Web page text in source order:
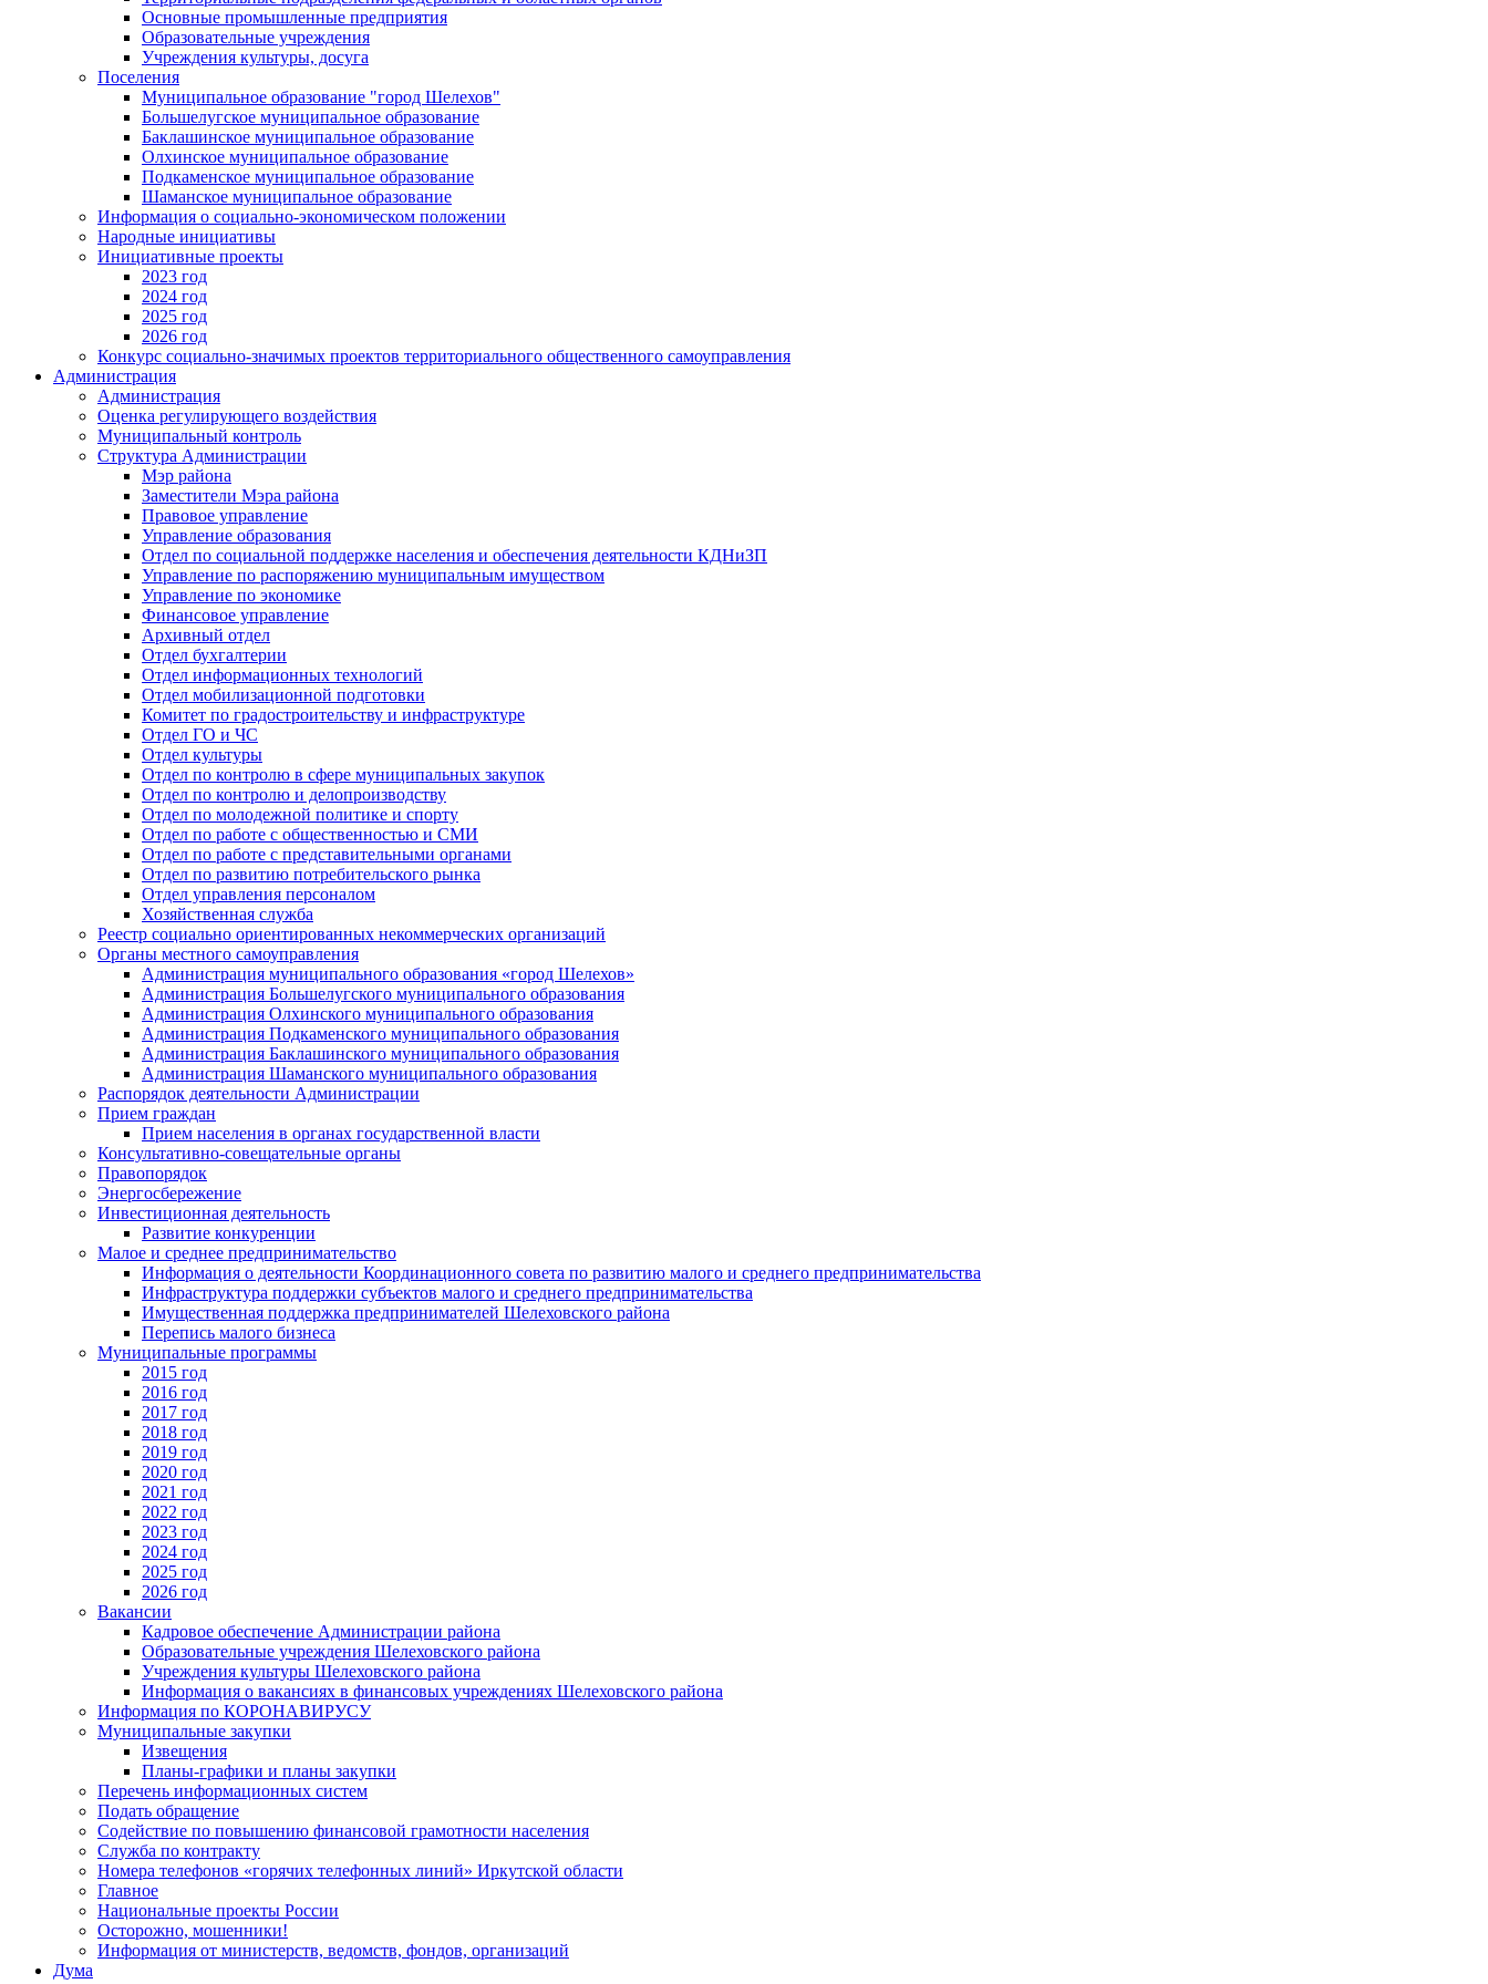
Основные промышленные предприятия
Образовательные учреждения
Учреждения культуры, досуга
Поселения
Муниципальное образование "город Шелехов"
Большелугское муниципальное образование
Баклашинское муниципальное образование
Олхинское муниципальное образование
Подкаменское муниципальное образование
Шаманское муниципальное образование
Информация о социально-экономическом положении
Народные инициативы
Инициативные проекты
2023 год
2024 год
2025 год
2026 год
Конкурс социально-значимых проектов территориального общественного самоуправления
Администрация
Администрация
Оценка регулирующего воздействия
Муниципальный контроль
Структура Администрации
Мэр района
Заместители Мэра района
Правовое управление
Управление образования
Отдел по социальной поддержке населения и обеспечения деятельности КДНиЗП
Управление по распоряжению муниципальным имуществом
Управление по экономике
Финансовое управление
Архивный отдел
Отдел бухгалтерии
Отдел информационных технологий
Отдел мобилизационной подготовки
Комитет по градостроительству и инфраструктуре
Отдел ГО и ЧС
Отдел культуры
Отдел по контролю в сфере муниципальных закупок
Отдел по контролю и делопроизводству
Отдел по молодежной политике и спорту
Отдел по работе с общественностью и СМИ
Отдел по работе с представительными органами
Отдел по развитию потребительского рынка
Отдел управления персоналом
Хозяйственная служба
Реестр социально ориентированных некоммерческих организаций
Органы местного самоуправления
Администрация муниципального образования «город Шелехов»
Администрация Большелугского муниципального образования
Администрация Олхинского муниципального образования
Администрация Подкаменского муниципального образования
Администрация Баклашинского муниципального образования
Администрация Шаманского муниципального образования
Распорядок деятельности Администрации
Прием граждан
Прием населения в органах государственной власти
Консультативно-совещательные органы
Правопорядок
Энергосбережение
Инвестиционная деятельность
Развитие конкуренции
Малое и среднее предпринимательство
Информация о деятельности Координационного совета по развитию малого и среднего предпринимательства
Инфраструктура поддержки субъектов малого и среднего предпринимательства
Имущественная поддержка предпринимателей Шелеховского района
Перепись малого бизнеса
Муниципальные программы
2015 год
2016 год
2017 год
2018 год
2019 год
2020 год
2021 год
2022 год
2023 год
2024 год
2025 год
2026 год
Вакансии
Кадровое обеспечение Администрации района
Образовательные учреждения Шелеховского района
Учреждения культуры Шелеховского района
Информация о вакансиях в финансовых учреждениях Шелеховского района
Информация по КОРОНАВИРУСУ
Муниципальные закупки
Извещения
Планы-графики и планы закупки
Перечень информационных систем
Подать обращение
Содействие по повышению финансовой грамотности населения
Служба по контракту
Номера телефонов «горячих телефонных линий» Иркутской области
Главное
Национальные проекты России
Осторожно, мошенники!
Информация от министерств, ведомств, фондов, организаций
Дума